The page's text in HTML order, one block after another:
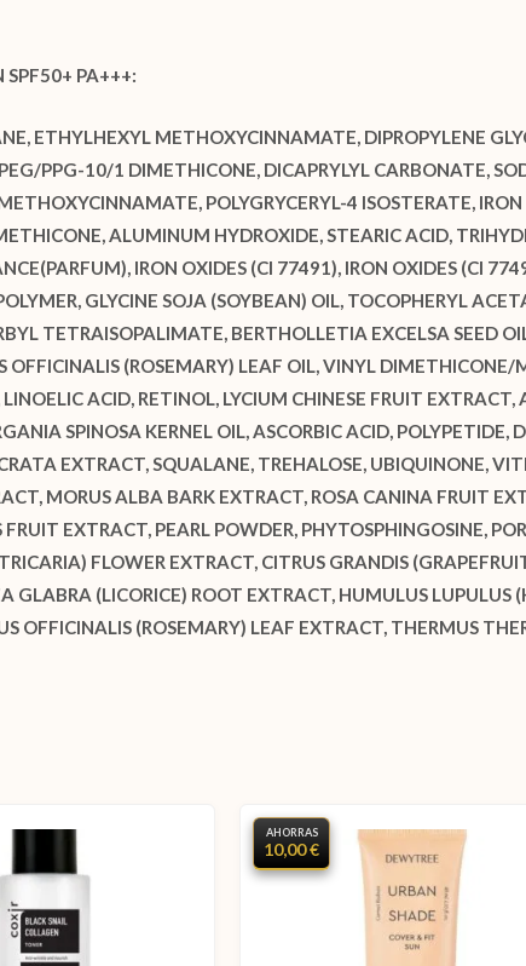
PA+++:
ETHYLHEXYL METHOXYCINNAMATE, DIPROPYLENE
PPG-10/1 DIMETHICONE, DICAPRYLYL CARBONATE,
POLYGRYCERYL-4 ISOSTERATE,
ALUMINUM HYDROXIDE, STEARIC ACID,
IRON OXIDES (CI 77491), IRON OXIDES (CI
GLYCINE SOJA (SOYBEAN) OIL, TOCOPHERYL
TETRAISOPALIMATE, BERTHOLLETIA EXCELSA SEED
OFFICINALIS (ROSEMARY) LEAF OIL, VINYL
ACID, RETINOL, LYCIUM CHINESE FRUIT
SPINOSA KERNEL OIL, ASCORBIC ACID,
EXTRACT, SQUALANE, TREHALOSE, UBIQUINONE,
MORUS ALBA BARK EXTRACT, ROSA CANINA FRUIT
EXTRACT, PEARL POWDER, PHYTOSPHINGOSINE,
FLOWER EXTRACT, CITRUS GRANDIS
GLABRA (LICORICE) ROOT EXTRACT, HUMULUS LUPULUS
OFFICINALIS (ROSEMARY) LEAF EXTRACT, THERMUS
AHORRAS
10,00 €